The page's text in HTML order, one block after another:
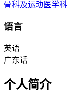
骨科及运动医学科
语言
英语
广东话
个人简介